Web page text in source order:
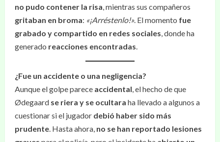
no pudo contener la risa, mientras sus compañeros
gritaban en broma: «¡Arréstenlo!». El momento fue
grabado y compartido en redes sociales, donde ha
generado reacciones encontradas.
¿Fue un accidente o una negligencia?
Aunque el golpe parece accidental, el hecho de que
Ødegaard se riera y se ocultara ha llevado a algunos a
cuestionar si el jugador debió haber sido más
prudente. Hasta ahora, no se han reportado lesiones